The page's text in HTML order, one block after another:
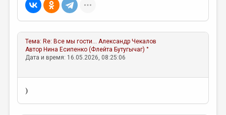
МЕДИА
ВКОНТАКТЕ
Тема: Re: Все мы гости…Александр Чекалов
Автор Нина Есипенко (Флейта Бутугычаг) °
Дата и время: 16.05.2026, 08:25:06
)